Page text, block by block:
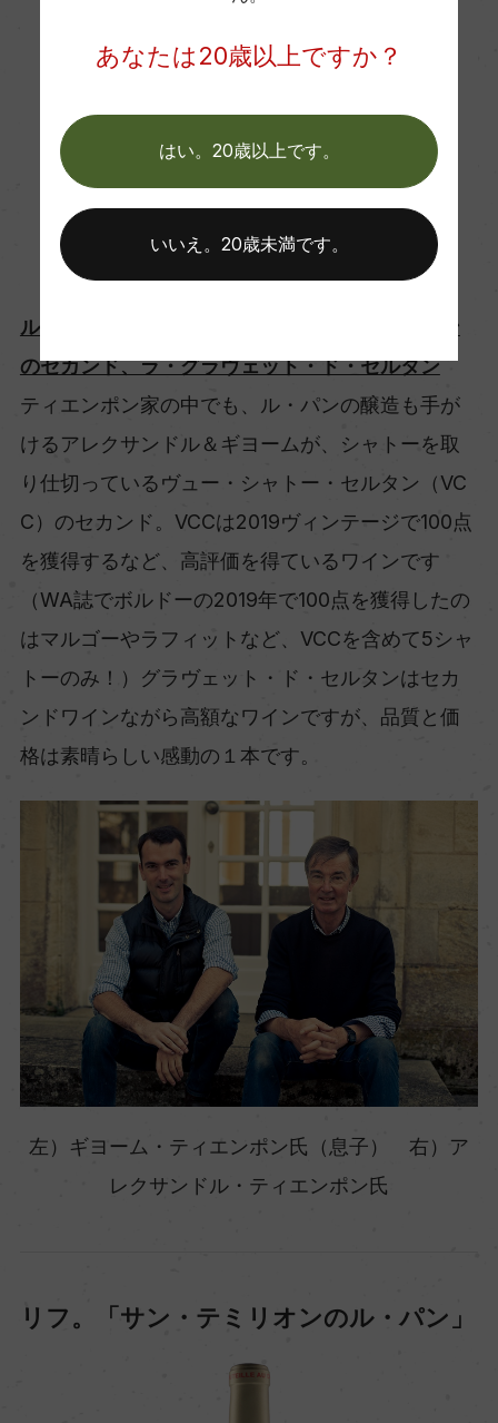
ル・パンの隣の畑、ヴュー・シャトー・セルタン
のセカンド、ラ・グラヴェット・ド・セルタン
ティエンポン家の中でも、ル・パンの醸造も手が
けるアレクサンドル＆ギヨームが、シャトーを取
り仕切っているヴュー・シャトー・セルタン（VC
C）のセカンド。VCCは2019ヴィンテージで100点
を獲得するなど、高評価を得ているワインです
（WA誌でボルドーの2019年で100点を獲得したの
はマルゴーやラフィットなど、VCCを含めて5シャ
トーのみ！）グラヴェット・ド・セルタンはセカ
ンドワインながら高額なワインですが、品質と価
格は素晴らしい感動の１本です。
左）ギヨーム・ティエンポン氏（息子） 右）ア
レクサンドル・ティエンポン氏
リフ。「サン・テミリオンのル・パン」
あなたは20歳以上ですか？
はい。20歳以上です。
いいえ。20歳未満です。